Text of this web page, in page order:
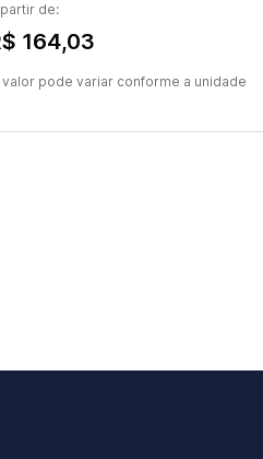
de:
164,03
valor pode variar conforme a unidade